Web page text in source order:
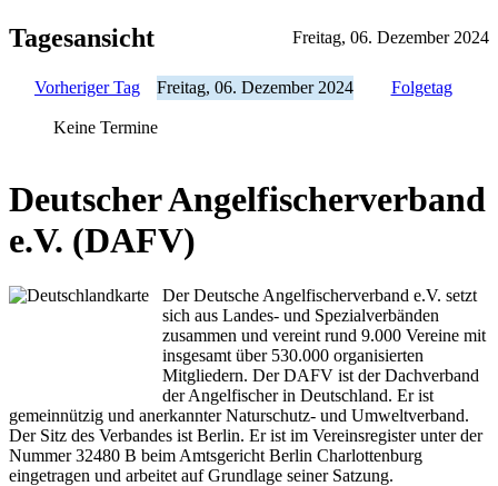
Tagesansicht Freitag, 06. Dezember 2024
Vorheriger Tag Freitag, 06. Dezember 2024 Folgetag
Keine Termine
Deutscher Angelfischerverband
e.V. (DAFV)
Der Deutsche Angelfischerverband e.V. setzt
sich aus Landes- und Spezialverbänden
zusammen und vereint rund 9.000 Vereine mit
insgesamt über 530.000 organisierten
Mitgliedern. Der DAFV ist der Dachverband
der Angelfischer in Deutschland. Er ist
gemeinnützig und anerkannter Naturschutz- und Umweltverband.
Der Sitz des Verbandes ist Berlin. Er ist im Vereinsregister unter der
Nummer 32480 B beim Amtsgericht Berlin Charlottenburg
eingetragen und arbeitet auf Grundlage seiner Satzung.